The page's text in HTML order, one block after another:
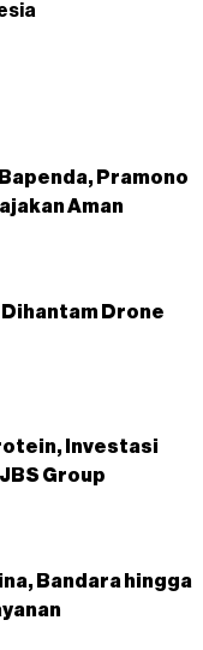
Pramono
Aman
Dihantam Drone
Investasi
Group
Bandara hingga